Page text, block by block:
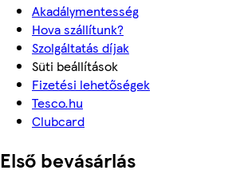
Akadálymentesség
Hova szállítunk?
Szolgáltatás díjak
Süti beállítások
Fizetési lehetőségek
Tesco.hu
Clubcard
Első bevásárlás